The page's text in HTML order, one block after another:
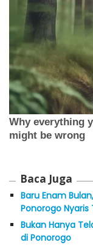
Baca Juga
Baru Enam
Ponorogo
Bukan Hanya
di Ponorogo